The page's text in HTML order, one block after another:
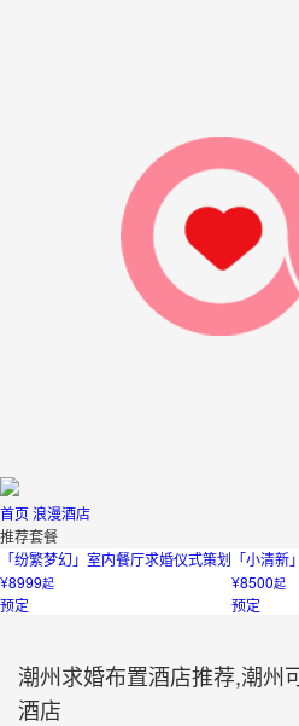
首页浪漫酒店
推荐套餐
「纷繁梦幻」室内餐厅求婚仪式策划
¥8999起
预定
「小清
¥8500起
预定
潮州求婚布置酒店推荐,潮州
酒店